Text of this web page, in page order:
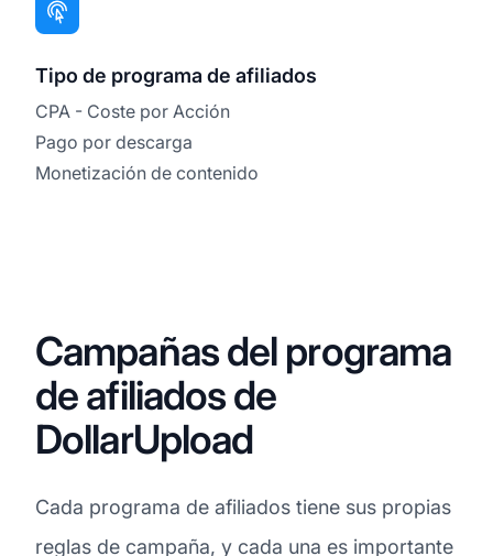
Tipo de programa de afiliados
CPA - Coste por Acción
Pago por descarga
Monetización de contenido
Campañas del programa
de afiliados de
DollarUpload
Cada programa de afiliados tiene sus propias
reglas de campaña, y cada una es importante